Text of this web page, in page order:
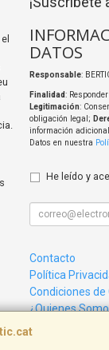
DATOS
Responsable:
Finalidad:
Legitimación:
obligación legal;
información
Datos en nuestra
He leído y
Contacto
Política
Condiciones de
¿Quienes